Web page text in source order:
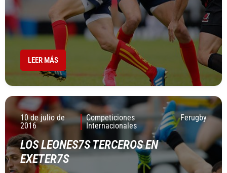
LEER MÁS
10 de julio de
2016
Competiciones
Internacionales
Ferugby
LOS LEONES7S TERCEROS EN
EXETER7S